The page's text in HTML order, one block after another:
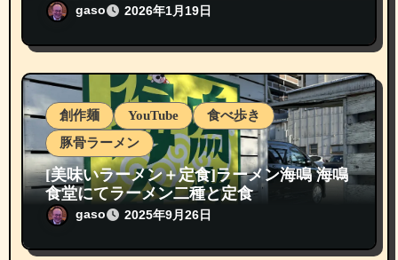
gaso 2026年1月19日
創作麺 YouTube
食べ歩き
豚骨ラーメン
[美味いラーメン＋定食]ラーメン海鳴 海鳴
食堂にてラーメン二種と定食
gaso 2025年9月26日